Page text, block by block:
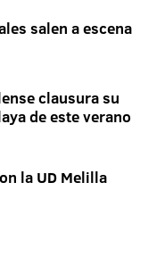
salen a escena
clausura su
de este verano
la UD Melilla